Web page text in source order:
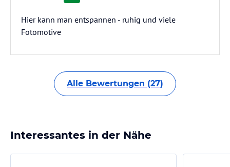
Hier kann man entspannen - ruhig und viele
Fotomotive
Alle Bewertungen (27)
Interessantes in der Nähe